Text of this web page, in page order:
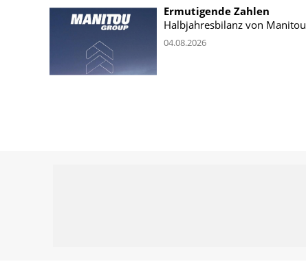
Ermutigende Zahlen
Halbjahresbilanz von Manitou
04.08.2026